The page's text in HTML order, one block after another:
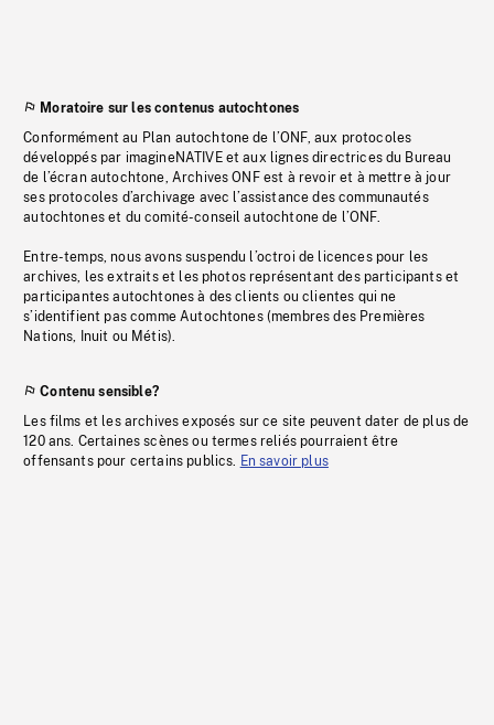
Moratoire sur les contenus autochtones
Conformément au Plan autochtone de l’ONF, aux protocoles
développés par imagineNATIVE et aux lignes directrices du Bureau
de l’écran autochtone, Archives ONF est à revoir et à mettre à jour
ses protocoles d’archivage avec l’assistance des communautés
autochtones et du comité-conseil autochtone de l’ONF.
Entre-temps, nous avons suspendu l’octroi de licences pour les
archives, les extraits et les photos représentant des participants et
participantes autochtones à des clients ou clientes qui ne
s’identifient pas comme Autochtones (membres des Premières
Nations, Inuit ou Métis).
Contenu sensible?
Les films et les archives exposés sur ce site peuvent dater de plus de
120 ans. Certaines scènes ou termes reliés pourraient être
offensants pour certains publics. En savoir plus